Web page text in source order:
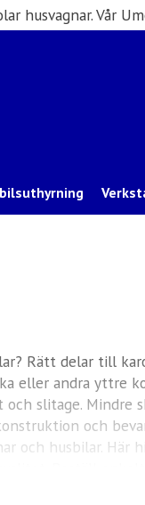
husvagnar. Vår
Rätt delar till
eller andra yttre
slitage.
och
och husbilar.